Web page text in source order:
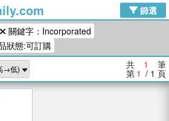
熱搜： 高希均教授回憶錄
、 The Odyssey 、 父親節 、 花開錦
繡 、 暑期推薦 、 方念華
李登輝時代
、 偉大的迷走神經 、 如果歷史是一
群喵
篩選
關鍵字：Incorporated
狀態:可訂購
共 1 筆
第 1 / 1 頁